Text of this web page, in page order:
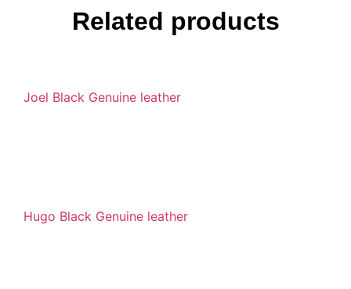
Related products
Joel Black Genuine leather
Hugo Black Genuine leather